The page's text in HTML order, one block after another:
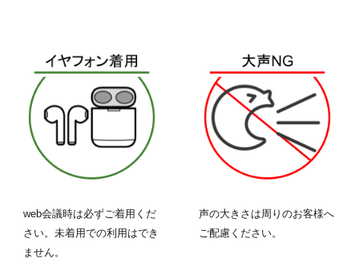
web会議時は必ずご着用くだ
さい。未着用での利用はでき
ません。
声の大きさは周りのお客様へ
ご配慮ください。